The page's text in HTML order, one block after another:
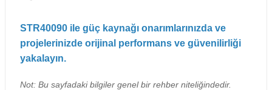
STR40090 ile güç kaynağı onarımlarınızda ve
projelerinizde orijinal performans ve güvenilirliği
yakalayın.
Not: Bu sayfadaki bilgiler genel bir rehber niteliğindedir.